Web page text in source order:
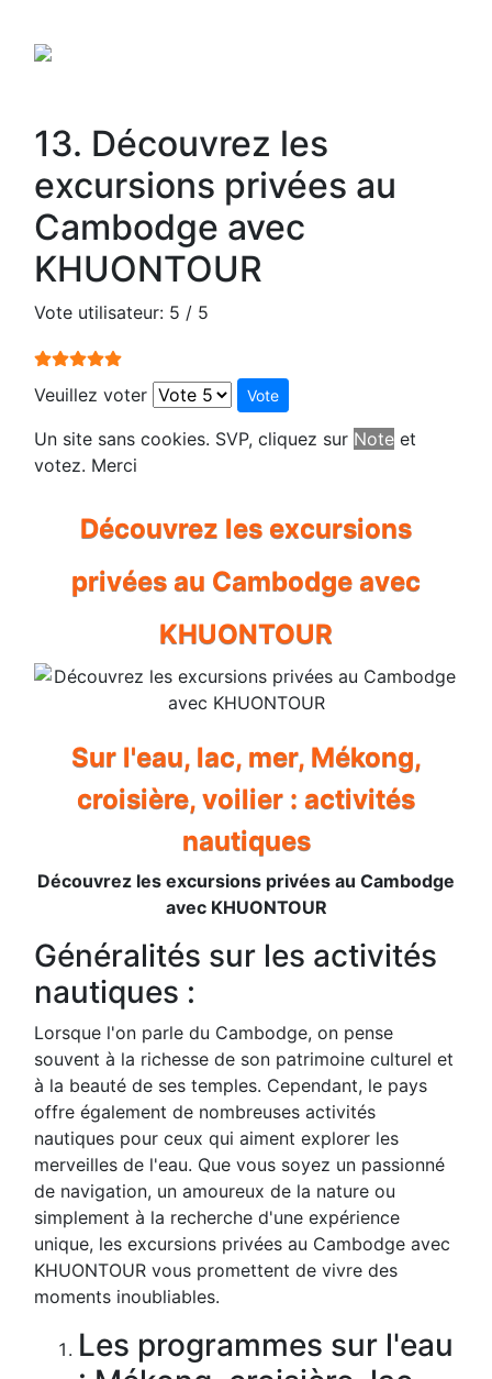
13. Découvrez les
excursions privées au
Cambodge avec
KHUONTOUR
Vote utilisateur: 5 / 5
Veuillez voter
Un site sans cookies. SVP, cliquez sur Note et
votez. Merci
Découvrez les excursions
privées au Cambodge avec
KHUONTOUR
Sur l'eau, lac, mer, Mékong,
croisière, voilier : activités
nautiques
Découvrez les excursions privées au Cambodge
avec KHUONTOUR
Généralités sur les activités
nautiques :
Lorsque l'on parle du Cambodge, on pense
souvent à la richesse de son patrimoine culturel et
à la beauté de ses temples. Cependant, le pays
offre également de nombreuses activités
nautiques pour ceux qui aiment explorer les
merveilles de l'eau. Que vous soyez un passionné
de navigation, un amoureux de la nature ou
simplement à la recherche d'une expérience
unique, les excursions privées au Cambodge avec
KHUONTOUR vous promettent de vivre des
moments inoubliables.
Les programmes sur l'eau